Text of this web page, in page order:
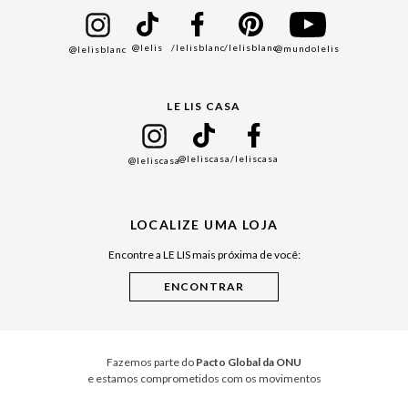
Black Friday
Cuidados Casa
@lelisblanc @lelis /lelisblanc/lelisblanc@mundolelis
LE LIS CASA
@leliscasa@leliscasa/leliscasa
LOCALIZE UMA LOJA
Encontre a LE LIS mais próxima de você:
Fazemos parte do Pacto Global da ONU
e estamos comprometidos com os movimentos